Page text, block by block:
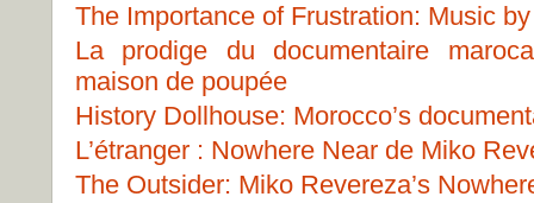
The Importance of Frustration: Music
La prodige du documentaire
maison de poupée
History Dollhouse: Morocco’s
L’étranger : Nowhere Near de Miko
The Outsider: Miko Revereza’s